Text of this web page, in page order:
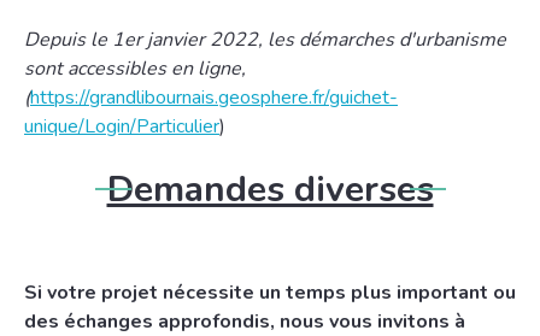
Depuis le 1er janvier 2022, les démarches d'urbanisme
sont accessibles en ligne,
(https://grandlibournais.geosphere.fr/guichet-
unique/Login/Particulier)
Demandes diverses
Si votre projet nécessite un temps plus important ou
des échanges approfondis, nous vous invitons à